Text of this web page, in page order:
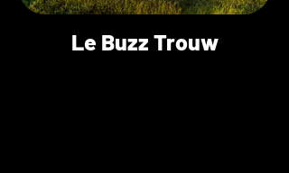
Le Buzz Trouw